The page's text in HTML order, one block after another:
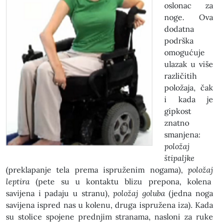
oslonac za
noge. Ova
dodatna
podrška
omogućuje
ulazak u više
različitih
položaja, čak
i kada je
gipkost
znatno
smanjena:
položaj
štipaljke
(preklapanje tela prema ispruženim nogama), položaj
leptira (pete su u kontaktu blizu prepona, kolena
savijena i padaju u stranu),položaj goluba(jedna noga
savijena ispred nas u kolenu, druga ispružena iza). Kada
su stolice spojene prednjim stranama, nasloni za ruke